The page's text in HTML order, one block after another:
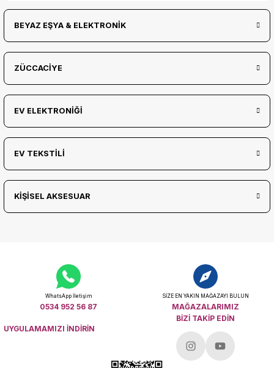
BEYAZ EŞYA & ELEKTRONİK
ZÜCCACİYE
EV ELEKTRONİĞİ
EV TEKSTİLİ
KİŞİSEL AKSESUAR
WhatsApp İletişim
0534 952 56 87
SİZE EN YAKIN MAĞAZAYI BULUN
MAĞAZALARIMIZ
UYGULAMAMIZI İNDİRİN
BİZİ TAKİP EDİN